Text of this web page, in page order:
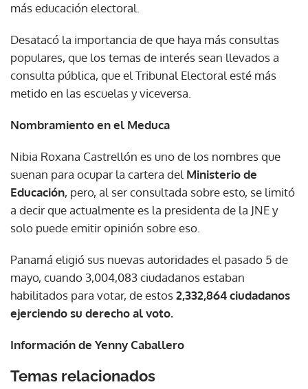
más educación electoral.
Desatacó la importancia de que haya más consultas
populares, que los temas de interés sean llevados a
consulta pública, que el Tribunal Electoral esté más
metido en las escuelas y viceversa.
Nombramiento en el Meduca
Nibia Roxana Castrellón es uno de los nombres que
suenan para ocupar la cartera del Ministerio de
Educación, pero, al ser consultada sobre esto, se limitó
a decir que actualmente es la presidenta de la JNE y
solo puede emitir opinión sobre eso.
Panamá eligió sus nuevas autoridades el pasado 5 de
mayo, cuando 3,004,083 ciudadanos estaban
habilitados para votar, de estos2,332,864 ciudadanos
ejerciendo su derecho al voto.
Información de Yenny Caballero
Temas relacionados